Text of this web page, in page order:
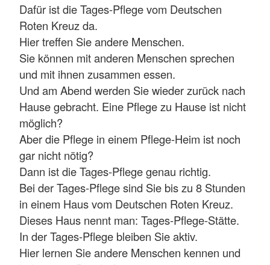
Dafür ist die Tages-Pflege vom Deutschen
Roten Kreuz da.
Hier treffen Sie andere Menschen.
Sie können mit anderen Menschen sprechen
und mit ihnen zusammen essen.
Und am Abend werden Sie wieder zurück nach
Hause gebracht. Eine Pflege zu Hause ist nicht
möglich?
Aber die Pflege in einem Pflege-Heim ist noch
gar nicht nötig?
Dann ist die Tages-Pflege genau richtig.
Bei der Tages-Pflege sind Sie bis zu 8 Stunden
in einem Haus vom Deutschen Roten Kreuz.
Dieses Haus nennt man: Tages-Pflege-Stätte.
In der Tages-Pflege bleiben Sie aktiv.
Hier lernen Sie andere Menschen kennen und